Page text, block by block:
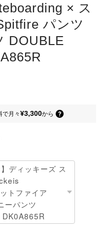
× ス
パンツ
DOUBLE
で月々¥3,300から